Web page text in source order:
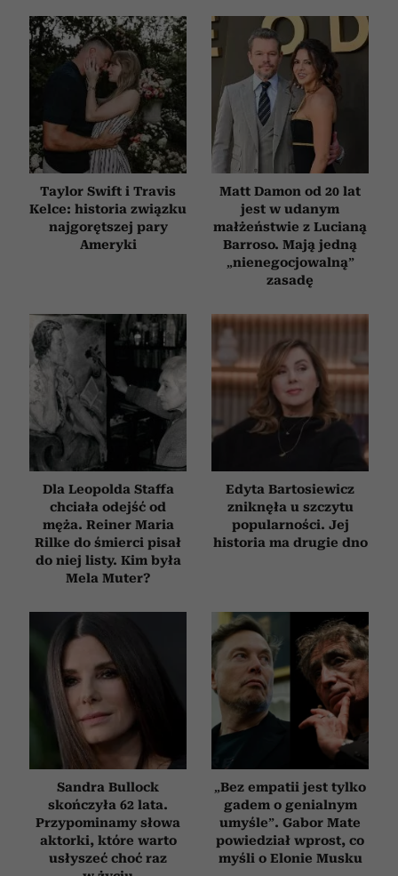
Taylor Swift i Travis
Kelce: historia związku
najgorętszej pary
Ameryki
Matt Damon od 20 lat
jest w udanym
małżeństwie z Lucianą
Barroso. Mają jedną
„nienegocjowalną”
zasadę
Dla Leopolda Staffa
chciała odejść od
męża. Reiner Maria
Rilke do śmierci pisał
do niej listy. Kim była
Mela Muter?
Edyta Bartosiewicz
zniknęła u szczytu
popularności. Jej
historia ma drugie dno
Sandra Bullock
skończyła 62 lata.
Przypominamy słowa
aktorki, które warto
usłyszeć choć raz
„Bez empatii jest tylko
gadem o genialnym
umyśle”. Gabor Mate
powiedział wprost, co
myśli o Elonie Musku